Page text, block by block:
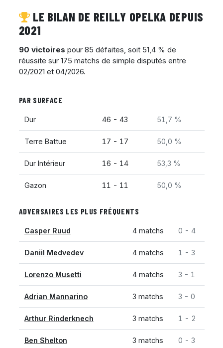
LE BILAN DE REILLY OPELKA DEPUIS
2021
90 victoires pour 85 défaites, soit 51,4 % de
réussite sur 175 matchs de simple disputés entre
02/2021 et 04/2026.
PAR SURFACE
Dur 46 - 43 51,7 %
Terre Battue 17 - 17 50,0 %
Dur Intérieur 16 - 14 53,3 %
Gazon 11 - 11 50,0 %
ADVERSAIRES LES PLUS FRÉQUENTS
Casper Ruud 4 matchs 0 - 4
Daniil Medvedev 4 matchs 1 - 3
Lorenzo Musetti 4 matchs 3 - 1
Adrian Mannarino 3 matchs 3 - 0
Arthur Rinderknech 3 matchs 1 - 2
Ben Shelton 3 matchs 0 - 3